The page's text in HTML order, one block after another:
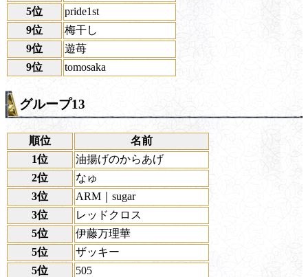
5位
pride1st
9位
梅干し
9位
遊苺
9位
tomosaka
グループ13
順位
名前
1位
油揚げのからあげ
2位
なゅ
3位
ARM｜sugar
3位
レッドクロス
5位
伊藤万理華
5位
ザッキー
5位
505